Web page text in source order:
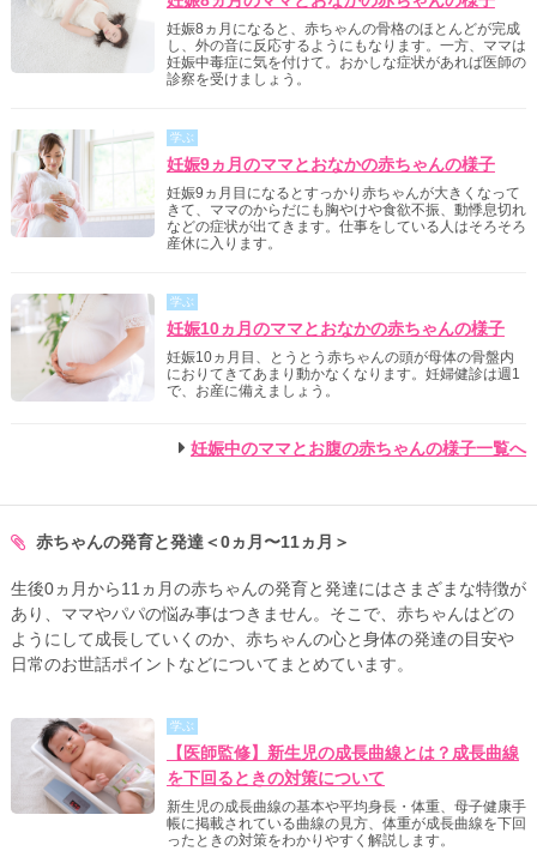
妊娠8ヵ月になると、赤ちゃんの骨格のほとんどが完成
し、外の音に反応するようにもなります。一方、ママは
妊娠中毒症に気を付けて。おかしな症状があれば医師の
診察を受けましょう。
学ぶ
妊娠9ヵ月のママとおなかの赤ちゃんの様子
妊娠9ヵ月目になるとすっかり赤ちゃんが大きくなって
きて、ママのからだにも胸やけや食欲不振、動悸息切れ
などの症状が出てきます。仕事をしている人はそろそろ
産休に入ります。
学ぶ
妊娠10ヵ月のママとおなかの赤ちゃんの様子
妊娠10ヵ月目、とうとう赤ちゃんの頭が母体の骨盤内
におりてきてあまり動かなくなります。妊婦健診は週1
で、お産に備えましょう。
妊娠中のママとお腹の赤ちゃんの様子一覧へ
赤ちゃんの発育と発達＜0ヵ月〜11ヵ月＞
生後0ヵ月から11ヵ月の赤ちゃんの発育と発達にはさまざまな特徴が
あり、ママやパパの悩み事はつきません。そこで、赤ちゃんはどの
ようにして成長していくのか、赤ちゃんの心と身体の発達の目安や
日常のお世話ポイントなどについてまとめています。
学ぶ
【医師監修】新生児の成長曲線とは？成長曲線
を下回るときの対策について
新生児の成長曲線の基本や平均身長・体重、母子健康手
帳に掲載されている曲線の見方、体重が成長曲線を下回
ったときの対策をわかりやすく解説します。